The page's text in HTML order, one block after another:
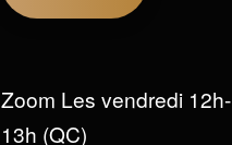
Zoom Les vendredi 12h-
13h (QC)